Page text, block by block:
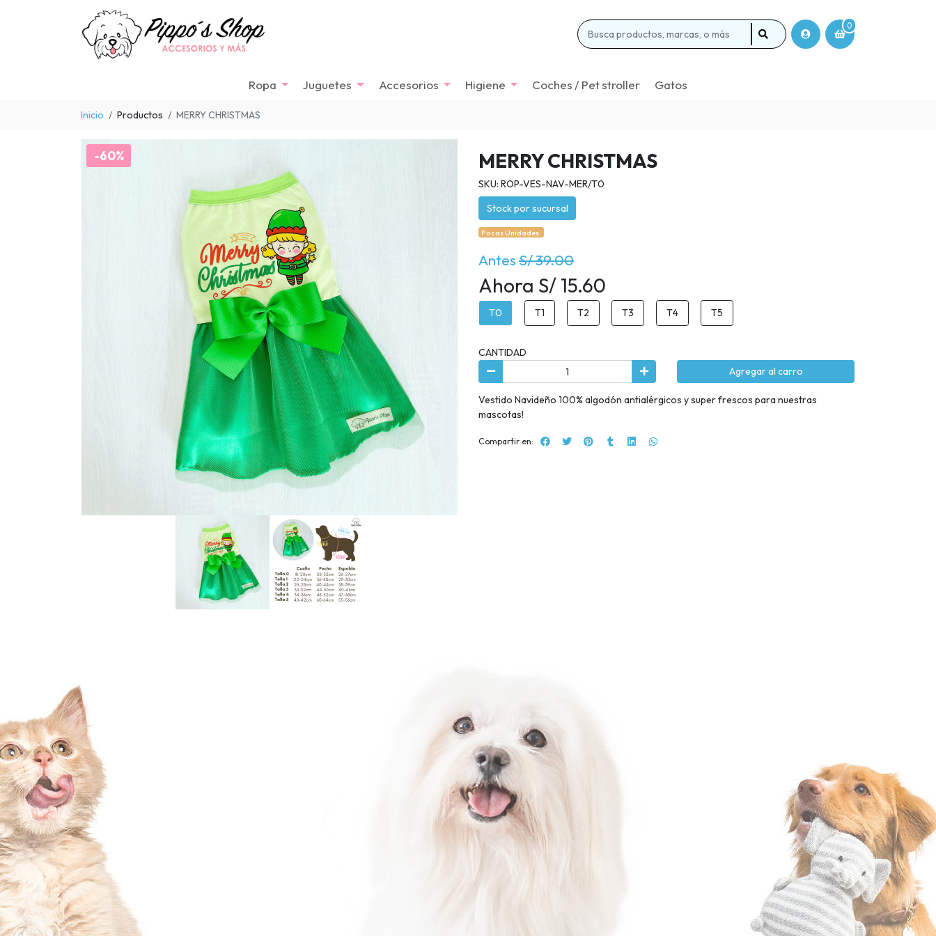
0
Ropa Juguetes Accesorios Higiene Coches / Pet stroller Gatos
Inicio Productos MERRY CHRISTMAS
-60% MERRY CHRISTMAS
SKU: ROP-VES-NAV-MER/T0
Stock por sucursal
Pocas Unidades.
AntesS/ 39.00
Ahora S/ 15.60
T0 T1 T2 T3 T4 T5
CANTIDAD
Agregar al carro
Vestido Navideño 100% algodón antialérgicos y super frescos para nuestras
mascotas!
Compartir en: